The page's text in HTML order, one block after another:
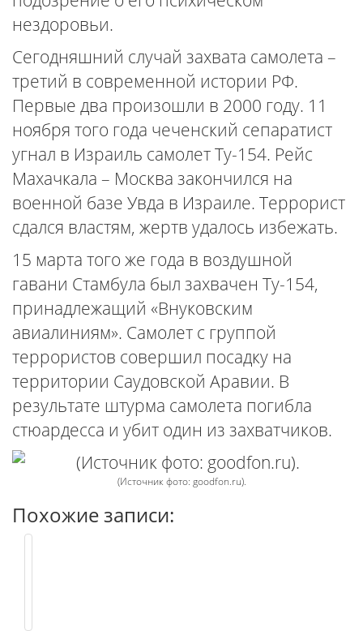
нездоровьи.
Сегодняшний случай захвата самолета –
третий в современной истории РФ.
Первые два произошли в 2000 году. 11
ноября того года чеченский сепаратист
угнал в Израиль самолет Ту-154. Рейс
Махачкала – Москва закончился на
военной базе Увда в Израиле. Террорист
сдался властям, жертв удалось избежать.
15 марта того же года в воздушной
гавани Стамбула был захвачен Ту-154,
принадлежащий «Внуковским
авиалиниям». Самолет с группой
террористов совершил посадку на
территории Саудовской Аравии. В
результате штурма самолета погибла
стюардесса и убит один из захватчиков.
(Источник фото: goodfon.ru).
Похожие записи: